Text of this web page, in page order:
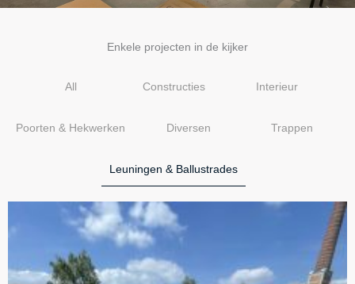
Enkele projecten in de kijker
All Constructies Interieur
Poorten & Hekwerken Diversen Trappen
Leuningen & Ballustrades